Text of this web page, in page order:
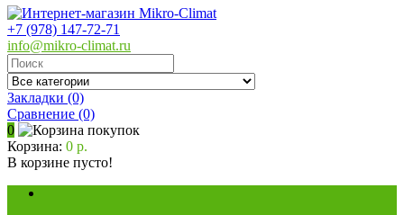
+7 (978) 147-72-71
info@mikro-climat.ru
Закладки (0)
Сравнение (0)
0
Корзина: 0 р.
В корзине пусто!